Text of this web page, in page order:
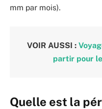
mm par mois).
VOIR AUSSI :
partir pour
Quelle est la